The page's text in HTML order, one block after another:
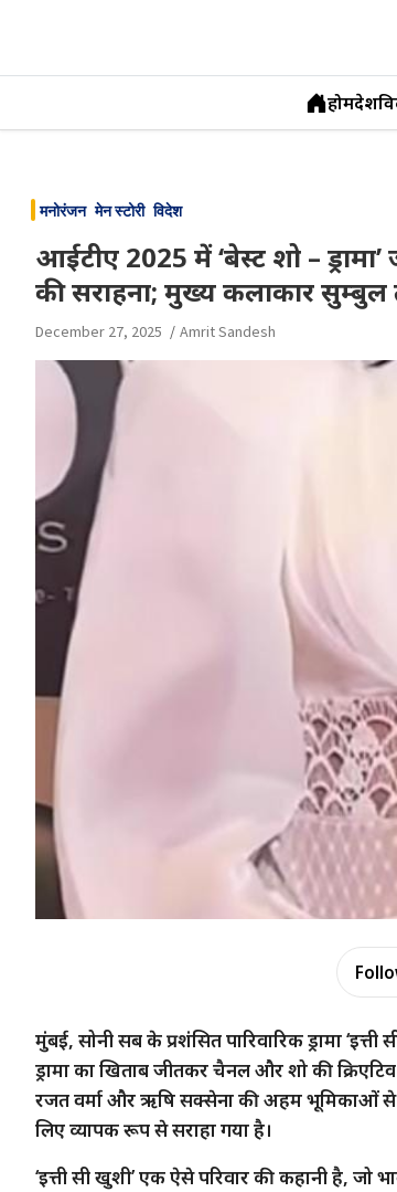
content
होमदेश
मनोरंजन मेन स्टोरी विदेश
आईटीए 2025 में ‘बेस्ट शो –
की सराहना; मुख्य कलाकार सुम्बुल
December 27, 2025 Amrit Sandesh
मुंबई, सोनी सब के प्रशंसित पारिवारिक ड्रामा
ड्रामा का खिताब जीतकर चैनल और शो की
रजत वर्मा और ऋषि सक्सेना की अहम भूमिकाओं
लिए व्यापक रूप से सराहा गया है।
‘इत्ती सी खुशी’ एक ऐसे परिवार की कहानी है,